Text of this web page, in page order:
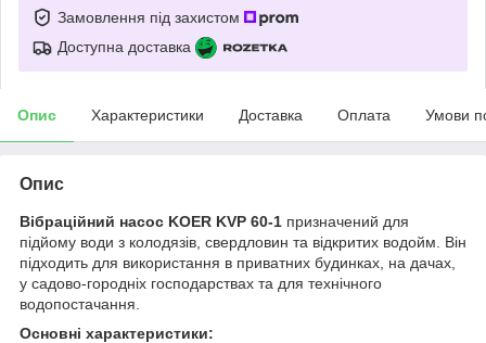
Замовлення під захистом
Доступна доставка
Опис Характеристики Доставка Оплата Умови
Опис
Вібраційний насос KOER KVP 60-1 призначений для
підйому води з колодязів, свердловин та відкритих водойм. Він
підходить для використання в приватних будинках, на дачах,
у садово-городніх господарствах та для технічного
водопостачання.
Основні характеристики: